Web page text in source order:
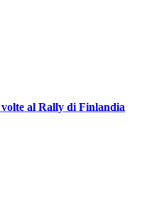
al Rally di Finlandia